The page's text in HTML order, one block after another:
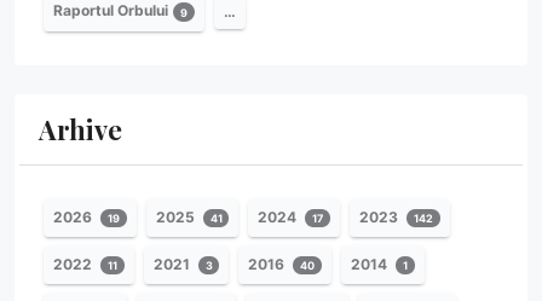
Raportul Orbului 9 …
Arhive
2026 19 2025 41 2024 17 2023 142
2022 11 2021 3 2016 40 2014 1